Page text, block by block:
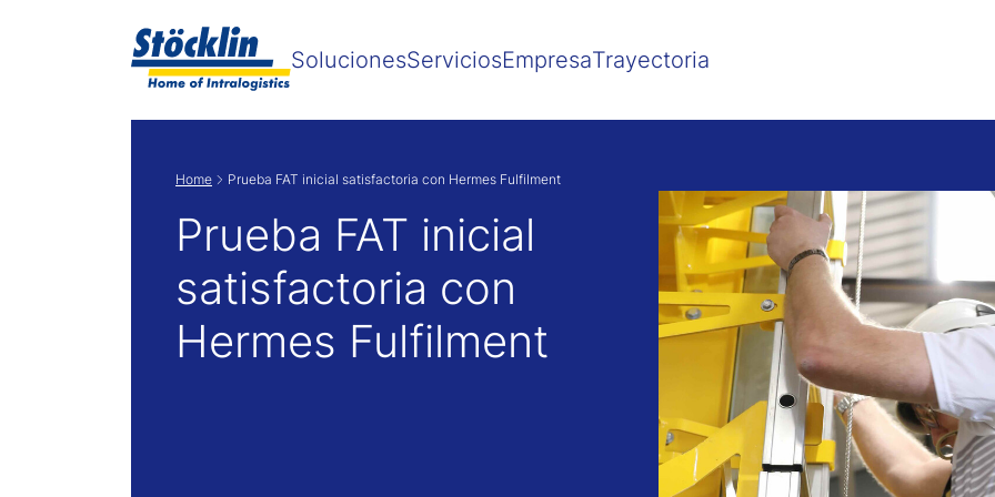
SolucionesServiciosEmpresaTrayectoria
Home Prueba FAT inicial satisfactoria con Hermes Fulfilment
Prueba FAT inicial
satisfactoria con
Hermes Fulfilment